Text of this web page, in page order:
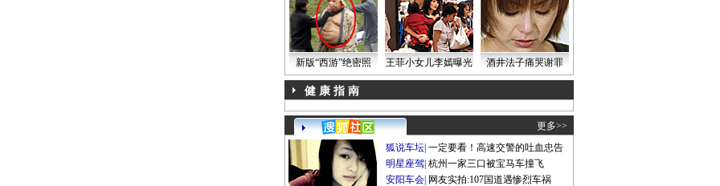
新版“西游”绝密照 王菲小女儿李嫣曝光 酒井法子痛哭谢罪
健 康 指 南
更多>>
狐说车坛 一定要看！高速交警的吐血忠告
明星座驾 杭州一家三口被宝马车撞飞
安阳车会 网友实拍:107国道遇惨烈车祸